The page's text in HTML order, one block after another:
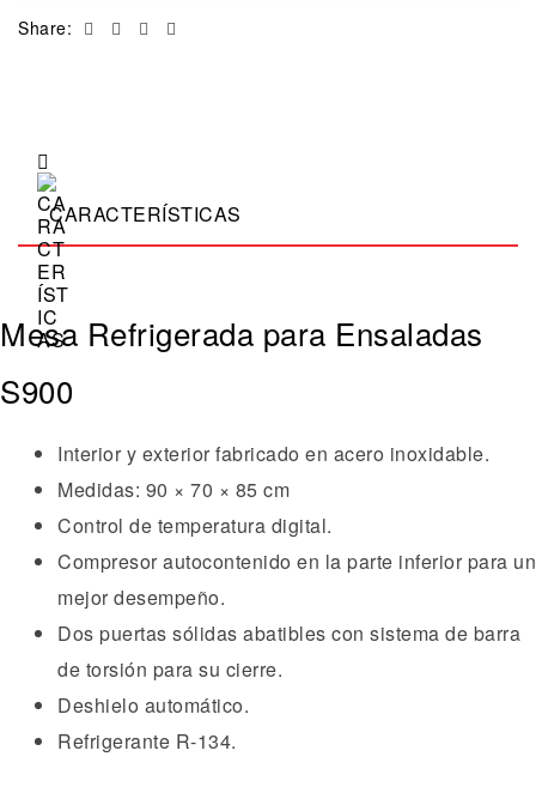
Share: Facebook
TwitterLinkedin
CARACTERÍSTICAS
Mesa Refrigerada para Ensaladas
S900
Interior y exterior fabricado en acero inoxidable.
Medidas: 90 × 70 × 85 cm
Control de temperatura digital.
Compresor autocontenido en la parte inferior para un
mejor desempeño.
Dos puertas sólidas abatibles con sistema de barra
de torsión para su cierre.
Deshielo automático.
Refrigerante R-134.